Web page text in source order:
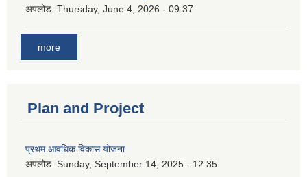
अपलोड: Thursday, June 4, 2026 - 09:37
more
Plan and Project
प्रथम आवधिक विकास योजना
अपलोड: Sunday, September 14, 2025 - 12:35